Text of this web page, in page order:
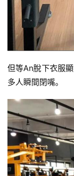
但等An脫下衣服
多人瞬間閉嘴。